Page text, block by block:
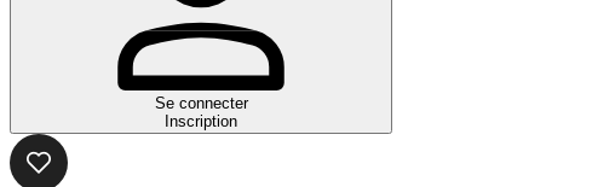
Se connecter
Inscription